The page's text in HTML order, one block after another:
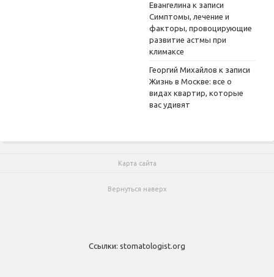
Евангелина к записи
Симптомы, лечение и
факторы, провоцирующие
развитие астмы при
климаксе
Георгий Михайлов к записи
Жизнь в Москве: все о
видах квартир, которые
вас удивят
Карта сайта
Вернуться наверх
Ссылки: stomatologist.org